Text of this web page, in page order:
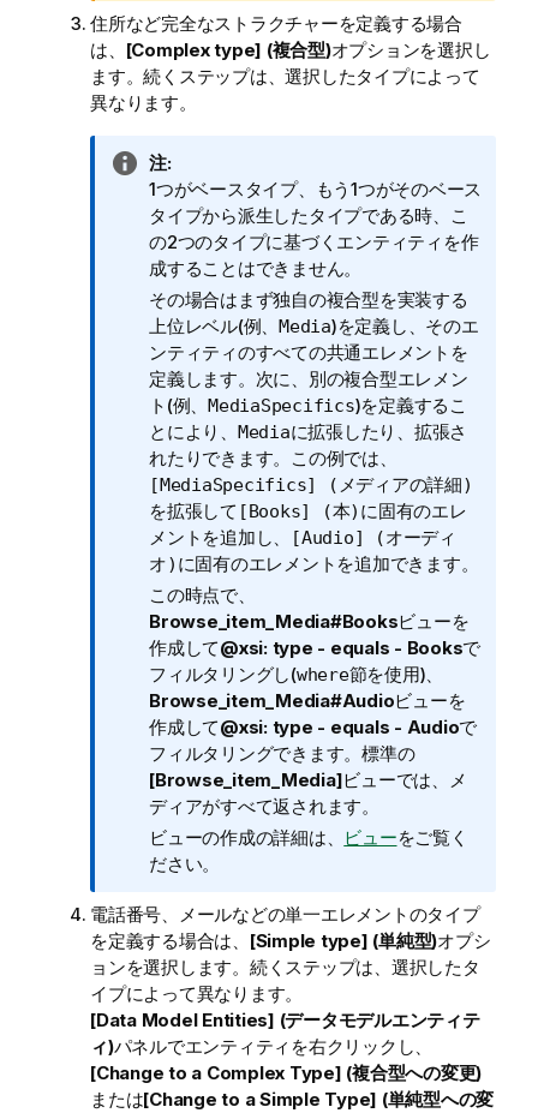
住所など完全なストラクチャーを定義する場合
は、 [Complex type] (複合型)オプションを選択し
ます。続くステップは、選択したタイプによって
異なります。
情
報
メ
モ
注:
1つがベースタイプ、もう1つがそのベース
タイプから派生したタイプである時、こ
の2つのタイプに基づくエンティティを作
成することはできません。
その場合はまず独自の複合型を実装する
上位レベル(例、 Media)を定義し、そのエ
ンティティのすべての共通エレメントを
定義します。次に、別の複合型エレメン
ト(例、 MediaSpecifics)を定義するこ
とにより、 Mediaに拡張したり、拡張さ
れたりできます。この例では、
[MediaSpecifics] (メディアの詳細)
を拡張して [Books] (本) に固有のエレ
メントを追加し、
[Audio] (オーディ
オ) に固有のエレメントを追加できます。
この時点で、
Browse_item_Media#Booksビューを
作成して@xsi: type - equals - Booksで
フィルタリングし(where節を使用)、
Browse_item_Media#Audioビューを
作成して@xsi: type - equals - Audioで
フィルタリングできます。標準の
[Browse_item_Media]ビューでは、メ
ディアがすべて返されます。
ビューの作成の詳細は、 ビューをご覧く
ださい。
電話番号、メールなどの単一エレメントのタイプ
を定義する場合は、 [Simple type] (単純型)オプシ
ョンを選択します。続くステップは、選択したタ
イプによって異なります。
[Data Model Entities] (データモデルエンティテ
ィ)パネルでエンティティを右クリックし、
[Change to a Complex Type] (複合型への変更)
または[Change to a Simple Type] (単純型への変